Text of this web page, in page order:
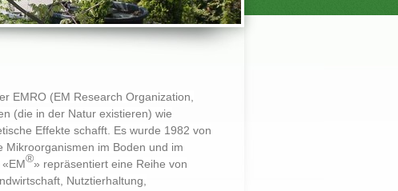
EMRO (EM Research Organization,
(die in der Natur existieren) wie
Effekte schafft. Es wurde 1982 von
Mikroorganismen im Boden und im
®» repräsentiert eine Reihe von
Nutztierhaltung,